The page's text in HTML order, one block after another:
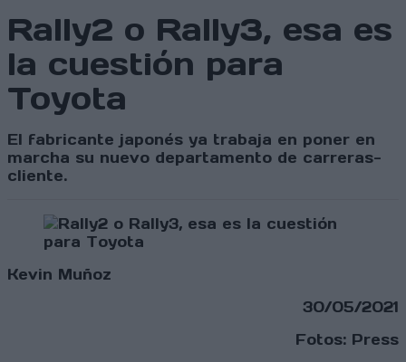
Rally2 o Rally3, esa es
la cuestión para
Toyota
El fabricante japonés ya trabaja en poner en
marcha su nuevo departamento de carreras-
cliente.
Kevin Muñoz
30/05/2021
Fotos: Press